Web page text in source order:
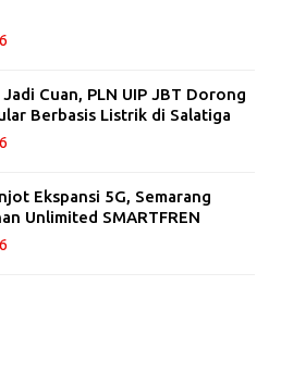
Jadi Cuan, PLN UIP JBT Dorong
Berbasis Listrik di Salatiga
Ekspansi 5G, Semarang
Unlimited SMARTFREN